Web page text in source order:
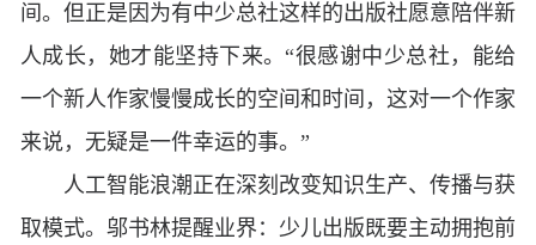
间。但正是因为有中少总社这样的出版社愿意陪伴新
人成长，她才能坚持下来。“很感谢中少总社，能给
一个新人作家慢慢成长的空间和时间，这对一个作家
来说，无疑是一件幸运的事。”
人工智能浪潮正在深刻改变知识生产、传播与获
取模式。邬书林提醒业界：少儿出版既要主动拥抱前